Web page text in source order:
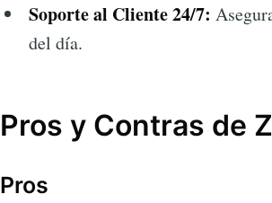
Soporte al Cliente 24/7:
del día.
Pros y Contras de
Pros